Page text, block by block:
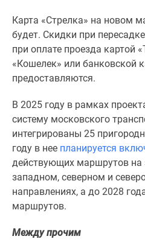
карте
Ипотечный
калькулятор
Семейная
Военная
ипотека
Банки
программы
Медиа
Новости
недвижимости
эксперта
Карта «Стрелка» на новом
будет. Скидки при
при оплате проезда картой
«Кошелек» или банковской
предоставляются.
В 2025 году в рамках
систему московского
интегрированы 25
году в нее планируется
действующих маршрутов на
западном, северном и
направлениях, а до 2028
маршрутов.
Между прочим